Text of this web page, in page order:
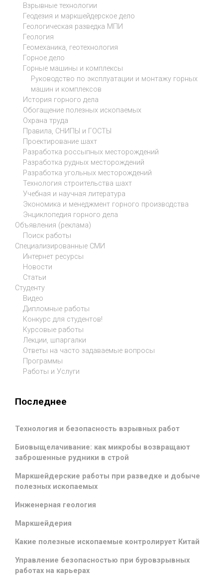
Взрывные технологии
Геодезия и маркшейдерское дело
Геологическая разведка МПИ
Геология
Геомеханика, геотехнология
Горное дело
Горные машины и комплексы
Руководство по эксплуатации и монтажу горных
машин и комплексов
История горного дела
Обогащение полезных ископаемых
Охрана труда
Правила, СНИПЫ и ГОСТЫ
Проектирование шахт
Разработка россыпных месторождений
Разработка рудных месторождений
Разработка угольных месторождений
Технология строительства шахт
Учебная и научная литература
Экономика и менеджмент горного производства
Энциклопедия горного дела
Объявления (реклама)
Поиск работы
Специализированные СМИ
Интернет ресурсы
Новости
Статьи
Студенту
Видео
Дипломные работы
Конкурс для студентов!
Курсовые работы
Лекции, шпаргалки
Ответы на часто задаваемые вопросы
Программы
Работы и Услуги
Последнее
Технология и безопасность взрывных работ
Биовыщелачивание: как микробы возвращают
заброшенные рудники в строй
Маркшейдерские работы при разведке и добыче
полезных ископаемых
Инженерная геология
Маркшейдерия
Какие полезные ископаемые контролирует Китай
Управление безопасностью при буровзрывных
работах на карьерах